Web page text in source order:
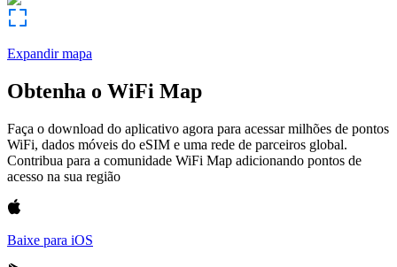
Expandir mapa
Obtenha o WiFi Map
Faça o download do aplicativo agora para acessar milhões de pontos
WiFi, dados móveis do eSIM e uma rede de parceiros global.
Contribua para a comunidade WiFi Map adicionando pontos de
acesso na sua região
Baixe para iOS